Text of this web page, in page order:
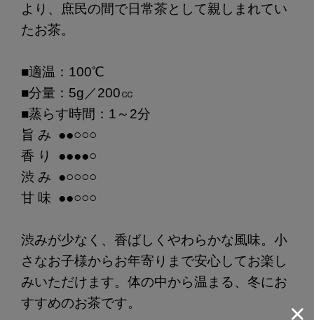
より、庶民の間で日常茶として親しまれてい
たお茶。
■適温：100℃
■分量：5g／200㏄
■蒸らす時間：1～2分
旨 み ●●○○○
香 り ●●●●○
渋 み ●○○○○
甘 味 ●●○○○
渋みが少なく、香ばしくやわらかな風味。小
さなお子様からお年寄りまで安心してお楽し
みいただけます。体の中から温まる、冬にお
すすめのお茶です。